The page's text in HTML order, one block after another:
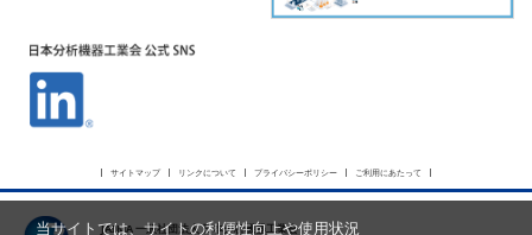
サイトマップ リンクについて プライバシーポリシー ご利用にあたって
JAIMA 一般社団法人 日本分析機器工業会
当サイトでは、サイトの利便性向上や使用状況